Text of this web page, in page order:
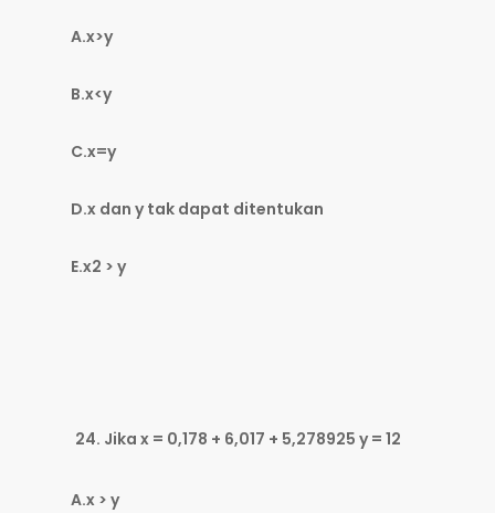
A.x>y
B.x<y
C.x=y
D.x dan y tak dapat ditentukan
E.x2 > y
Jika x = 0,178 + 6,017 + 5,278925 y = 12
A.x > y